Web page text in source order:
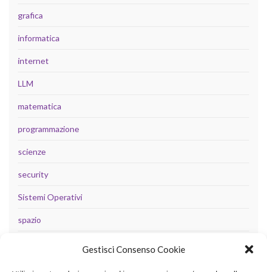
Gestisci Consenso Cookie
grafica
informatica
internet
LLM
matematica
programmazione
scienze
security
Sistemi Operativi
spazio